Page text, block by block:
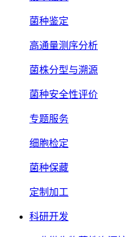
菌种鉴定
高通量测序分析
菌株分型与溯源
菌种安全性评价
专题服务
细胞检定
菌种保藏
定制加工
科研开发